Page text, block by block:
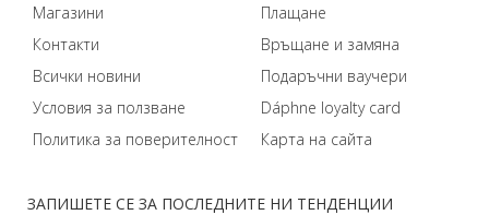
ЗАПИШЕТЕ СЕ ЗА ПОСЛЕДНИТЕ НИ ТЕНДЕНЦИИ
Магазини
Контакти
Всички новини
Условия за ползване
Политика за поверителност
Плащане
Връщане и замяна
Подаръчни ваучери
Dáphnе loyalty card
Карта на сайта